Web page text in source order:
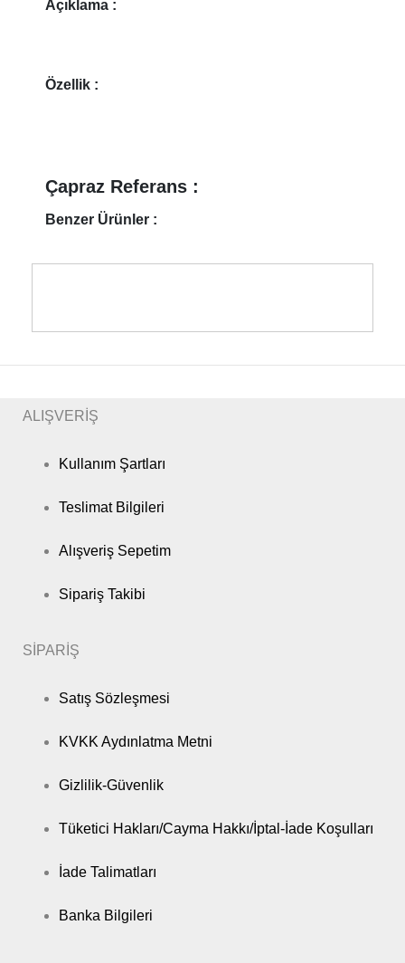
Açıklama :
Özellik :
Çapraz Referans :
Benzer Ürünler :
ALIŞVERİŞ
Kullanım Şartları
Teslimat Bilgileri
Alışveriş Sepetim
Sipariş Takibi
SİPARİŞ
Satış Sözleşmesi
KVKK Aydınlatma Metni
Gizlilik-Güvenlik
Tüketici Hakları/Cayma Hakkı/İptal-İade Koşulları
İade Talimatları
Banka Bilgileri